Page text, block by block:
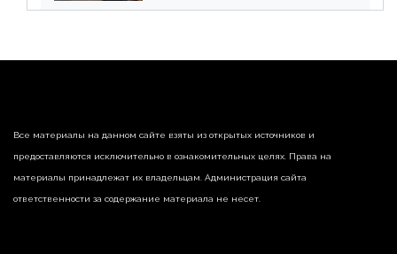
реализации недвижимости
Все материалы на данном сайте взяты из открытых источников и
предоставляются исключительно в ознакомительных целях. Права на
материалы принадлежат их владельцам. Администрация сайта
ответственности за содержание материала не несет.